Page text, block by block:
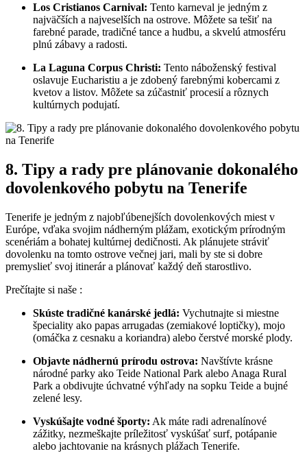
Los Cristianos Carnival: Tento karneval je jedným z
najväčších a najveselších na ostrove. Môžete sa tešiť na
farebné parade, tradičné tance a hudbu, a skvelú atmosféru
plnú zábavy a radosti.
La Laguna Corpus Christi: Tento náboženský festival
oslavuje Eucharistiu a je zdobený farebnými kobercami z
kvetov a listov. Môžete sa zúčastniť procesií a rôznych
kultúrnych podujatí.
8. Tipy a rady pre plánovanie dokonalého
dovolenkového pobytu na Tenerife
Tenerife je jedným z najobľúbenejších dovolenkových miest v
Európe, vďaka svojim nádherným plážam, exotickým prírodným
scenériám a bohatej kultúrnej dedičnosti. Ak plánujete stráviť
dovolenku na tomto ostrove večnej jari, mali by ste si dobre
premyslieť svoj itinerár a plánovať každý deň starostlivo.
Prečítajte si naše :
Skúste tradičné kanárské jedlá: Vychutnajte si miestne
špeciality ako papas arrugadas (zemiakové loptičky), mojo
(omáčka z cesnaku a koriandra) alebo čerstvé morské plody.
Objavte nádhernú prírodu ostrova: Navštívte krásne
národné parky ako Teide National Park alebo Anaga Rural
Park a obdivujte úchvatné výhľady na sopku Teide a bujné
zelené lesy.
Vyskúšajte vodné športy: Ak máte radi adrenalínové
zážitky, nezmeškajte príležitosť vyskúšať surf, potápanie
alebo jachtovanie na krásnych plážach Tenerife.